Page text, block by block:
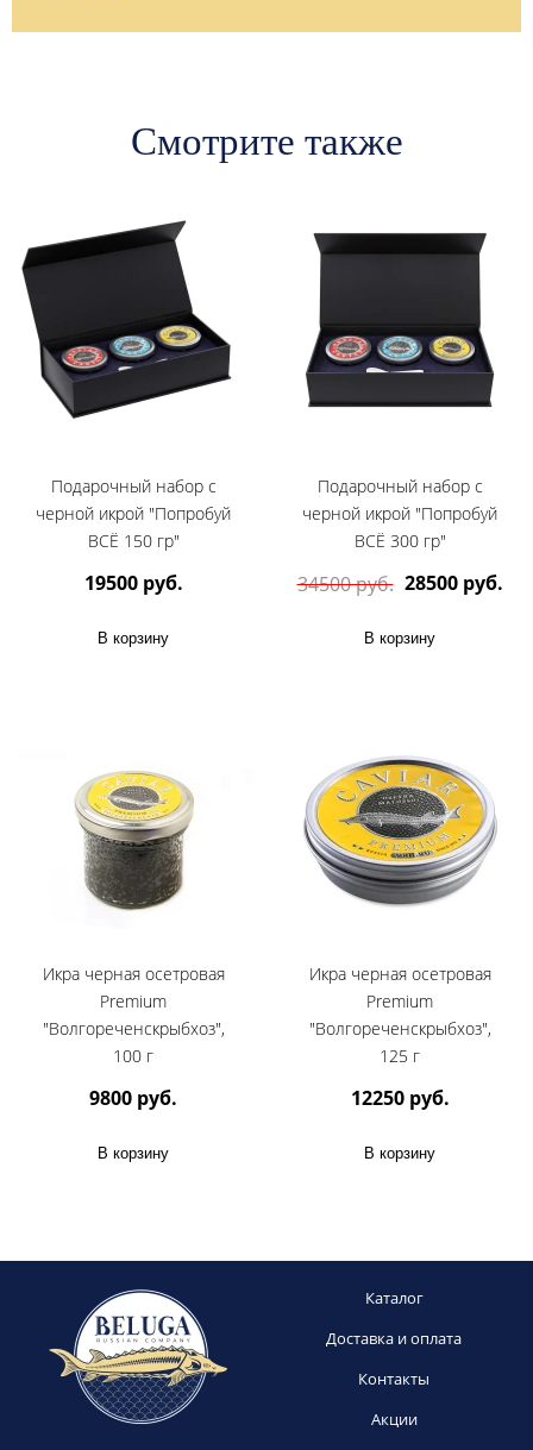
Смотрите также
Подарочный набор с
черной икрой "Попробуй
ВСЁ 150 гр"
19500 руб.
В корзину
Подарочный набор с
черной икрой "Попробуй
ВСЁ 300 гр"
34500 руб. 28500 руб.
В корзину
Икра черная осетровая
Premium
"Волгореченскрыбхоз",
100 г
9800 руб.
В корзину
Икра черная осетровая
Premium
"Волгореченскрыбхоз",
125 г
12250 руб.
В корзину
Каталог
Доставка и оплата
Контакты
Акции